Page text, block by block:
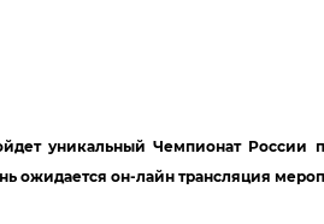
уникальный Чемпионат России
ожидается он-лайн трансляция